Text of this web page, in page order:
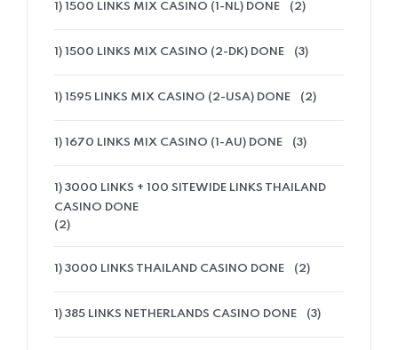
1) 1500 LINKS MIX CASINO (1-NL) DONE (2)
1) 1500 LINKS MIX CASINO (2-DK) DONE (3)
1) 1595 LINKS MIX CASINO (2-USA) DONE (2)
1) 1670 LINKS MIX CASINO (1-AU) DONE (3)
1) 3000 LINKS + 100 SITEWIDE LINKS THAILAND
CASINO DONE
(2)
1) 3000 LINKS THAILAND CASINO DONE (2)
1) 385 LINKS NETHERLANDS CASINO DONE (3)